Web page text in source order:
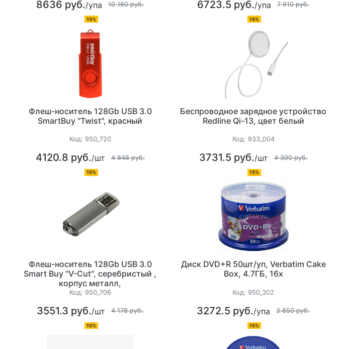
8636 руб./упа 10 160 руб.
15%
6723.5 руб./упа 7 910 руб.
15%
Флеш-носитель 128Gb USB 3.0
SmartBuy "Twist", красный
Код: 950_720
4120.8 руб./шт 4 848 руб.
15%
Беспроводное зарядное устройство
Redline Qi-13, цвет белый
Код: 933_004
3731.5 руб./шт 4 390 руб.
15%
Флеш-носитель 128Gb USB 3.0
Smart Buy "V-Cut", серебристый ,
корпус металл,
Код: 950_706
3551.3 руб./шт 4 178 руб.
15%
Диск DVD+R 50шт/уп, Verbatim Cake
Box, 4.7ГБ, 16х
Код: 950_302
3272.5 руб./упа 3 850 руб.
15%